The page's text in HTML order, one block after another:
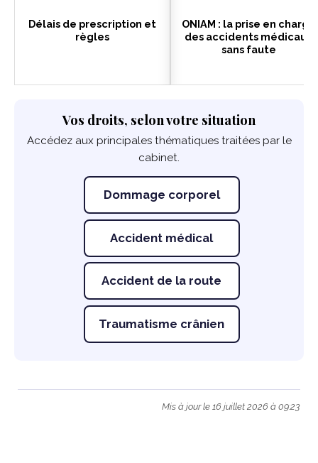
Délais de prescription et
règles
ONIAM : la prise en charge
des accidents médicaux
sans faute
Vos droits, selon votre situation
Accédez aux principales thématiques traitées par le
cabinet.
Dommage corporel
Accident médical
Accident de la route
Traumatisme crânien
Mis à jour le 16 juillet 2026 à 09:23